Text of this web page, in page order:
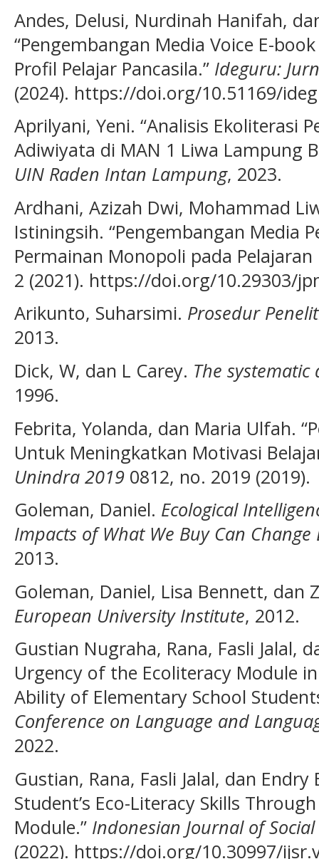
Andes, Delusi, Nurdinah Hanifah,
“Pengembangan Media Voice E-
Profil Pelajar Pancasila.” Ideguru:
(2024). https://doi.org/10.51169/
Aprilyani, Yeni. “Analisis Ekoliterasi
Adiwiyata di MAN 1 Liwa Lampung
UIN Raden Intan Lampung, 2023.
Ardhani, Azizah Dwi, Mohammad
Istiningsih. “Pengembangan Media
Permainan Monopoli pada Pelajaran
2 (2021). https://doi.org/10.29303/
Arikunto, Suharsimi. Prosedur
2013.
Dick, W, dan L Carey. The
1996.
Febrita, Yolanda, dan Maria Ulfah.
Untuk Meningkatkan Motivasi
Unindra 2019 0812, no. 2019 (2019).
Goleman, Daniel. Ecological
Impacts of What We Buy Can Change
2013.
Goleman, Daniel, Lisa Bennett, dan
European University Institute, 2012.
Gustian Nugraha, Rana, Fasli Jalal,
Urgency of the Ecoliteracy Module
Ability of Elementary School
Conference on Language and
2022.
Gustian, Rana, Fasli Jalal, dan
Student’s Eco-Literacy Skills
Module.” Indonesian Journal of Social
(2022). https://doi.org/10.30997/